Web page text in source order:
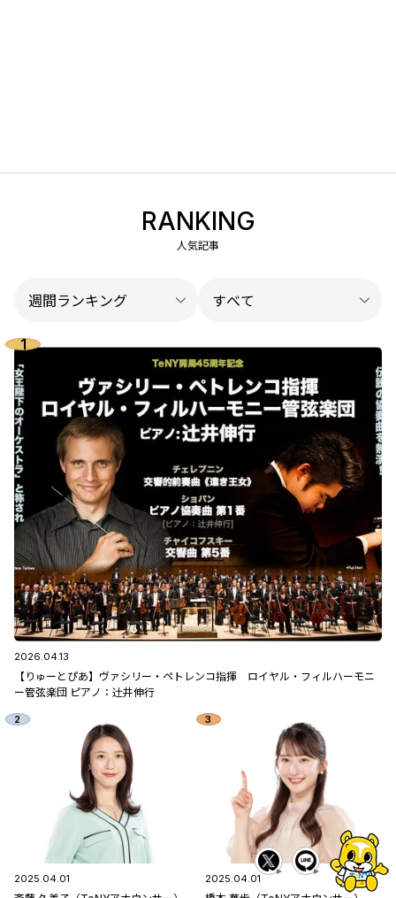
RANKING
人気記事
2026.04.13
【りゅーとぴあ】ヴァシリー・ペトレンコ指揮 ロイヤル・フィルハーモニ
ー管弦楽団 ピアノ：辻󠄀井伸行
2025.04.01 2025.04.01